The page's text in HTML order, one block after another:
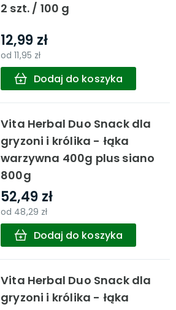
2 szt. / 100 g
12,99 zł
od11,95 zł
Dodaj do koszyka
Vita Herbal Duo Snack dla
gryzoni i królika - łąka
warzywna 400g plus siano
800g
52,49 zł
od 48,29 zł
Dodaj do koszyka
Vita Herbal Duo Snack dla
gryzoni i królika - łąka